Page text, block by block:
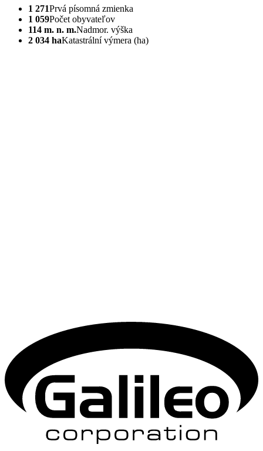
1 271Prvá písomná zmienka
1 059Počet obyvateľov
114 m. n. m.Nadmor. výška
2 034 haKatastrální výmera (ha)